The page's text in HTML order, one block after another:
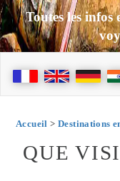
Toutes les
Accueil > Destinations
QUE